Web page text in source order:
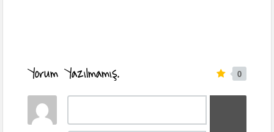
Yorum Yazılmamış. 0